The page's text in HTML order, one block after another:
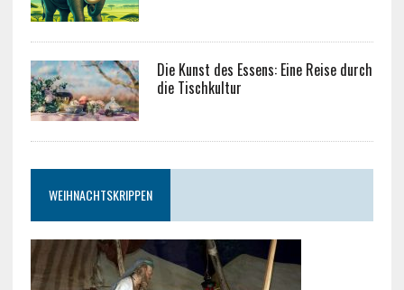
Die Kunst des Essens: Eine Reise durch
die Tischkultur
WEIHNACHTSKRIPPEN